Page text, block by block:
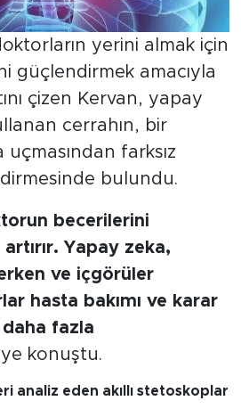
yerini almak için
güçlendirmek amacıyla
çizen Kervan, yapay
cerrahın, bir
farksız
bulundu.
becerilerini
Yapay zeka,
ve içgörüler
hasta bakımı ve karar
fazla
konuştu.
analiz eden akıllı stetoskoplar